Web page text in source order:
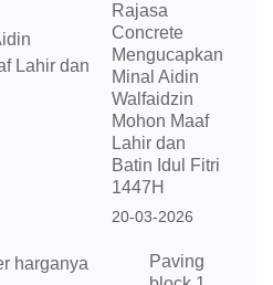
Rajasa
Concrete
Mengucapkan
Minal Aidin
Walfaidzin
Mohon Maaf
Lahir dan
Batin Idul Fitri
1447H
20-03-2026
Paving